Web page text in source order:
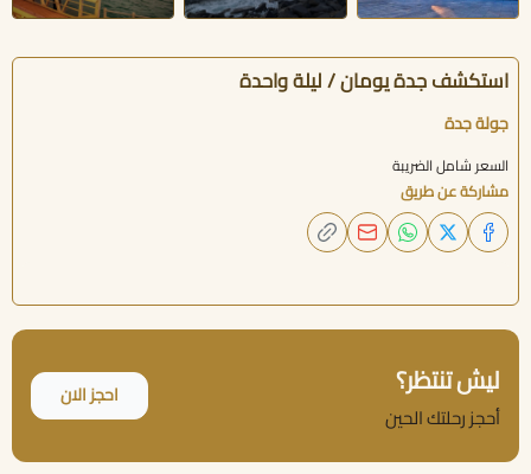
استكشف جدة يومان / ليلة واحدة
جولة جدة
السعر شامل الضريبة
مشاركة عن طريق
ليش تنتظر؟
أحجز رحلتك الحين
احجز الان